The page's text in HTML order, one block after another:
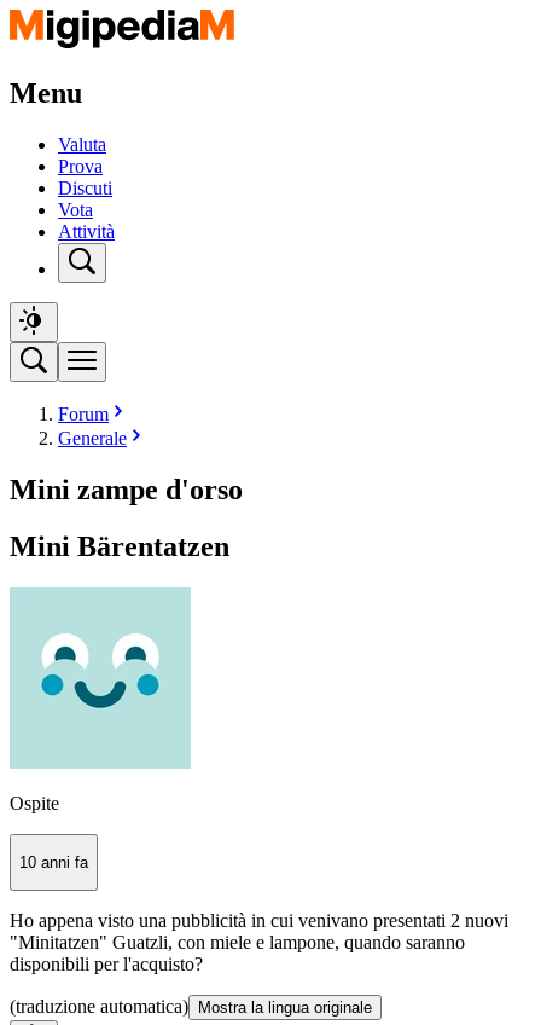
Menu
Valuta
Prova
Discuti
Vota
Attività
Forum
Generale
Mini zampe d'orso
Mini Bärentatzen
Ospite
10 anni fa
Ho appena visto una pubblicità in cui venivano presentati 2 nuovi
"Minitatzen" Guatzli, con miele e lampone, quando saranno
disponibili per l'acquisto?
(traduzione automatica) Mostra la lingua originale